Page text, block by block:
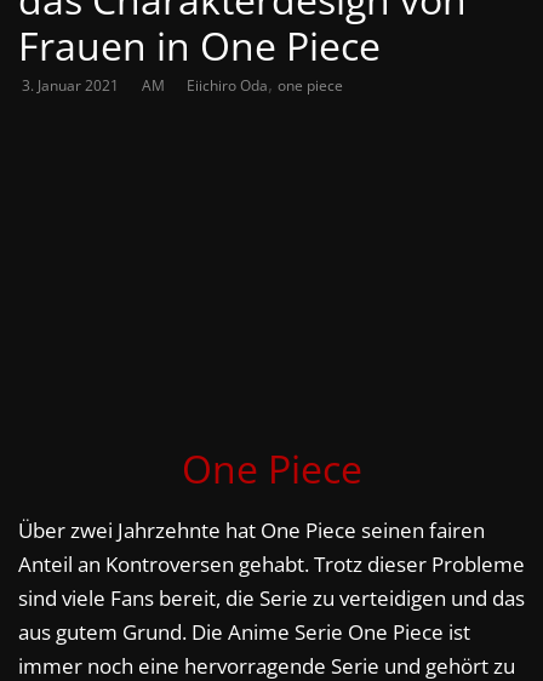
Frauen in One Piece
3. Januar 2021 AM Eiichiro Oda, one piece
One Piece
Über zwei Jahrzehnte hat One Piece seinen fairen
Anteil an Kontroversen gehabt. Trotz dieser Probleme
sind viele Fans bereit, die Serie zu verteidigen und das
aus gutem Grund. Die Anime Serie One Piece ist
immer noch eine hervorragende Serie und gehört zu